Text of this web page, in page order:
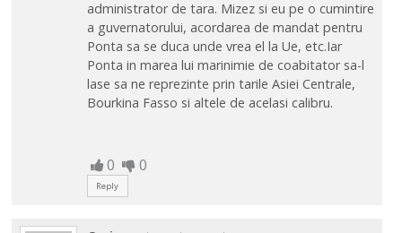
administrator de tara. Mizez si eu pe o cumintire
a guvernatorului, acordarea de mandat pentru
Ponta sa se duca unde vrea el la Ue, etc.Iar
Ponta in marea lui marinimie de coabitator sa-l
lase sa ne reprezinte prin tarile Asiei Centrale,
Bourkina Fasso si altele de acelasi calibru.
0 0
Reply